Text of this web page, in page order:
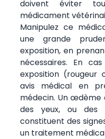
doivent éviter
médicament
Manipulez ce
une grande
exposition, en
nécessaires. En
exposition (rougeur
avis médical en
médecin. Un œdème
des yeux, ou des
constituent des
un traitement